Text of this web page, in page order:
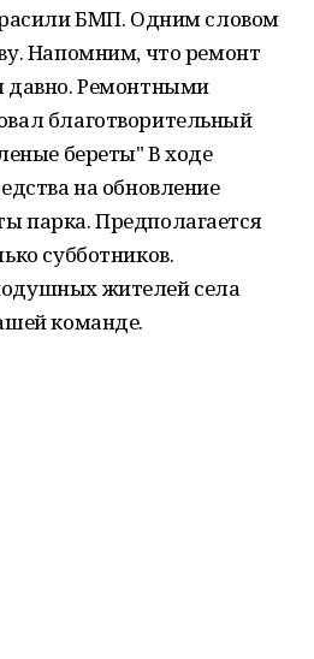
БМП. Одним словом
Напомним, что ремонт
давно. Ремонтными
благотворительный
береты" В ходе
на обновление
парка. Предполагается
субботников.
жителей села
команде.